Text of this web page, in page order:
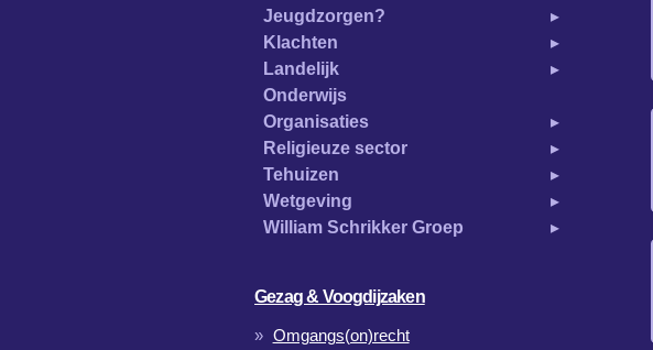
Jeugdzorgen?
Klachten
Landelijk
Onderwijs
Organisaties
Religieuze sector
Tehuizen
Wetgeving
William Schrikker Groep
Gezag & Voogdijzaken
Omgangs(on)recht